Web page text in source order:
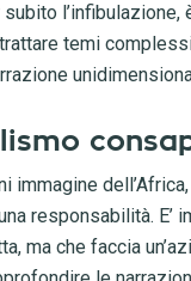
l’infibulazione,
temi
immagine
responsabilità. E’
ma che faccia